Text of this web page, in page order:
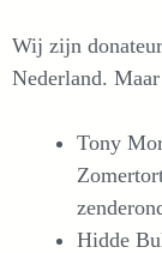
Wij zijn
Nederland.
Tony
Hidde